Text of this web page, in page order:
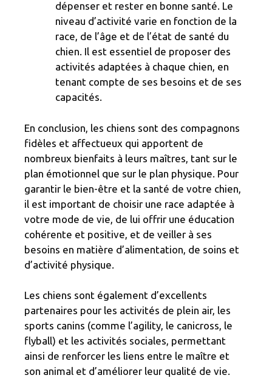
dépenser et rester en bonne santé. Le
niveau d’activité varie en fonction de la
race, de l’âge et de l’état de santé du
chien. Il est essentiel de proposer des
activités adaptées à chaque chien, en
tenant compte de ses besoins et de ses
capacités.
En conclusion, les chiens sont des compagnons
fidèles et affectueux qui apportent de
nombreux bienfaits à leurs maîtres, tant sur le
plan émotionnel que sur le plan physique. Pour
garantir le bien-être et la santé de votre chien,
il est important de choisir une race adaptée à
votre mode de vie, de lui offrir une éducation
cohérente et positive, et de veiller à ses
besoins en matière d’alimentation, de soins et
d’activité physique.
Les chiens sont également d’excellents
partenaires pour les activités de plein air, les
sports canins (comme l’agility, le canicross, le
flyball) et les activités sociales, permettant
ainsi de renforcer les liens entre le maître et
son animal et d’améliorer leur qualité de vie.